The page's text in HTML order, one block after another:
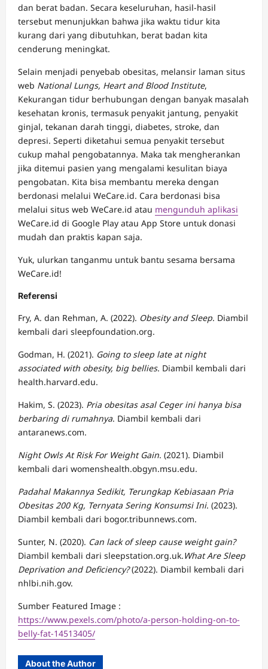
dan berat badan. Secara keseluruhan, hasil-hasil
tersebut menunjukkan bahwa jika waktu tidur kita
kurang dari yang dibutuhkan, berat badan kita
cenderung meningkat.
Selain menjadi penyebab obesitas, melansir laman situs
web National Lungs, Heart and Blood Institute,
Kekurangan tidur berhubungan dengan banyak masalah
kesehatan kronis, termasuk penyakit jantung, penyakit
ginjal, tekanan darah tinggi, diabetes, stroke, dan
depresi. Seperti diketahui semua penyakit tersebut
cukup mahal pengobatannya. Maka tak mengherankan
jika ditemui pasien yang mengalami kesulitan biaya
pengobatan. Kita bisa membantu mereka dengan
berdonasi melalui WeCare.id. Cara berdonasi bisa
melalui situs web WeCare.id atau mengunduh aplikasi
WeCare.id di Google Play atau App Store untuk donasi
mudah dan praktis kapan saja.
Yuk, ulurkan tanganmu untuk bantu sesama bersama
WeCare.id!
Referensi
Fry, A. dan Rehman, A. (2022). Obesity and Sleep. Diambil
kembali dari sleepfoundation.org.
Godman, H. (2021). Going to sleep late at night
associated with obesity, big bellies. Diambil kembali dari
health.harvard.edu.
Hakim, S. (2023). Pria obesitas asal Ceger ini hanya bisa
berbaring di rumahnya. Diambil kembali dari
antaranews.com.
Night Owls At Risk For Weight Gain. (2021). Diambil
kembali dari womenshealth.obgyn.msu.edu.
Padahal Makannya Sedikit, Terungkap Kebiasaan Pria
Obesitas 200 Kg, Ternyata Sering Konsumsi Ini. (2023).
Diambil kembali dari bogor.tribunnews.com.
Sunter, N. (2020). Can lack of sleep cause weight gain?
Diambil kembali dari sleepstation.org.uk.What Are Sleep
Deprivation and Deficiency?(2022). Diambil kembali dari
nhlbi.nih.gov.
Sumber Featured Image :
https://www.pexels.com/photo/a-person-holding-on-to-
belly-fat-14513405/
About the Author